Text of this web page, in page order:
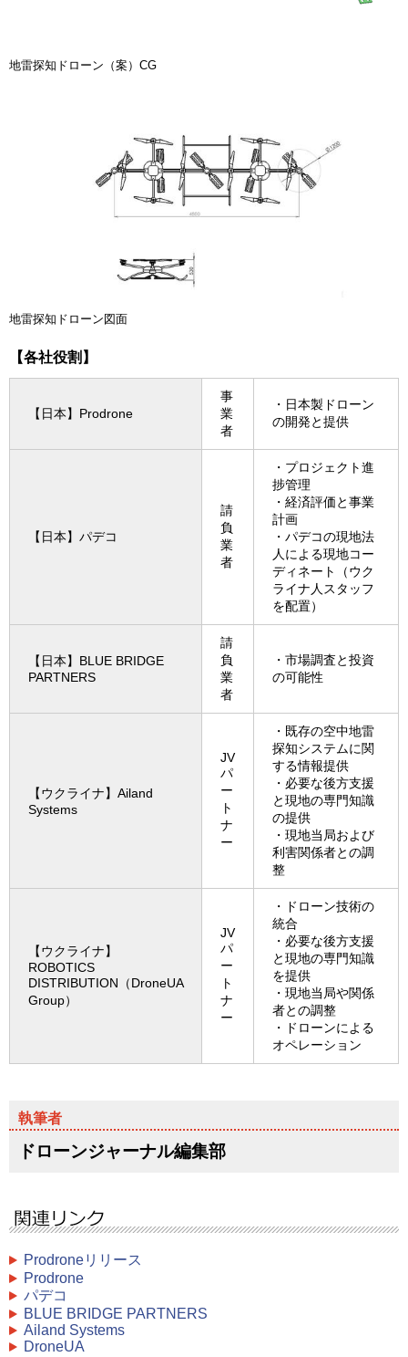
地雷探知ドローン（案）CG
地雷探知ドローン図面
【各社役割】
【日本】Prodrone
事
業
者
・日本製ドローン
の開発と提供
【日本】パデコ
請
負
業
者
・プロジェクト進
捗管理
・経済評価と事業
計画
・パデコの現地法
人による現地コー
ディネート（ウク
ライナ人スタッフ
を配置）
【日本】BLUE BRIDGE
PARTNERS
請
負
業
者
・市場調査と投資
の可能性
【ウクライナ】Ailand
Systems
JV
パ
ー
ト
ナ
ー
・既存の空中地雷
探知システムに関
する情報提供
・必要な後方支援
と現地の専門知識
の提供
・現地当局および
利害関係者との調
整
【ウクライナ】
ROBOTICS
DISTRIBUTION（DroneUA
Group）
JV
パ
ー
ト
ナ
ー
・ドローン技術の
統合
・必要な後方支援
と現地の専門知識
を提供
・現地当局や関係
者との調整
・ドローンによる
オペレーション
ドローンジャーナル編集部
Prodroneリリース
Prodrone
パデコ
BLUE BRIDGE PARTNERS
Ailand Systems
DroneUA